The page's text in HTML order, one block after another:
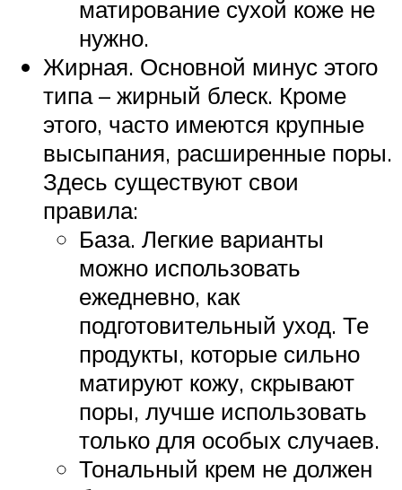
матирование сухой коже не
нужно.
Жирная. Основной минус этого
типа – жирный блеск. Кроме
этого, часто имеются крупные
высыпания, расширенные поры.
Здесь существуют свои
правила:
База. Легкие варианты
можно использовать
ежедневно, как
подготовительный уход. Те
продукты, которые сильно
матируют кожу, скрывают
поры, лучше использовать
только для особых случаев.
Тональный крем не должен